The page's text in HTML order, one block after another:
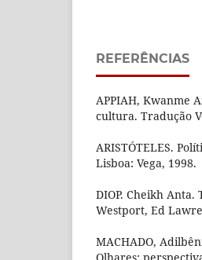
REFERÊNCIAS
APPIAH, Kwanme
cultura. Tradução
ARISTÓTELES.
Lisboa: Vega, 1998.
DIOP. Cheikh
Westport, Ed
MACHADO,